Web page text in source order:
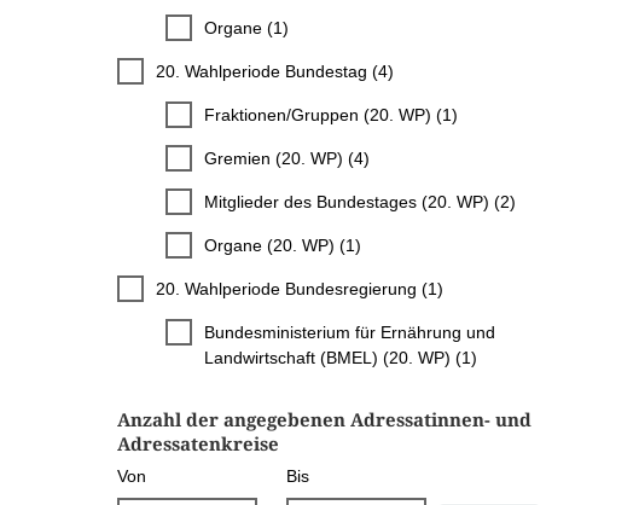
Organe (1)
20. Wahlperiode Bundestag (4)
Fraktionen/Gruppen (20. WP) (1)
Gremien (20. WP) (4)
Mitglieder des Bundestages (20. WP) (2)
Organe (20. WP) (1)
20. Wahlperiode Bundesregierung (1)
Bundesministerium für Ernährung und
Landwirtschaft (BMEL) (20. WP) (1)
Anzahl der angegebenen Adressatinnen- und
Adressatenkreise
Von Bis